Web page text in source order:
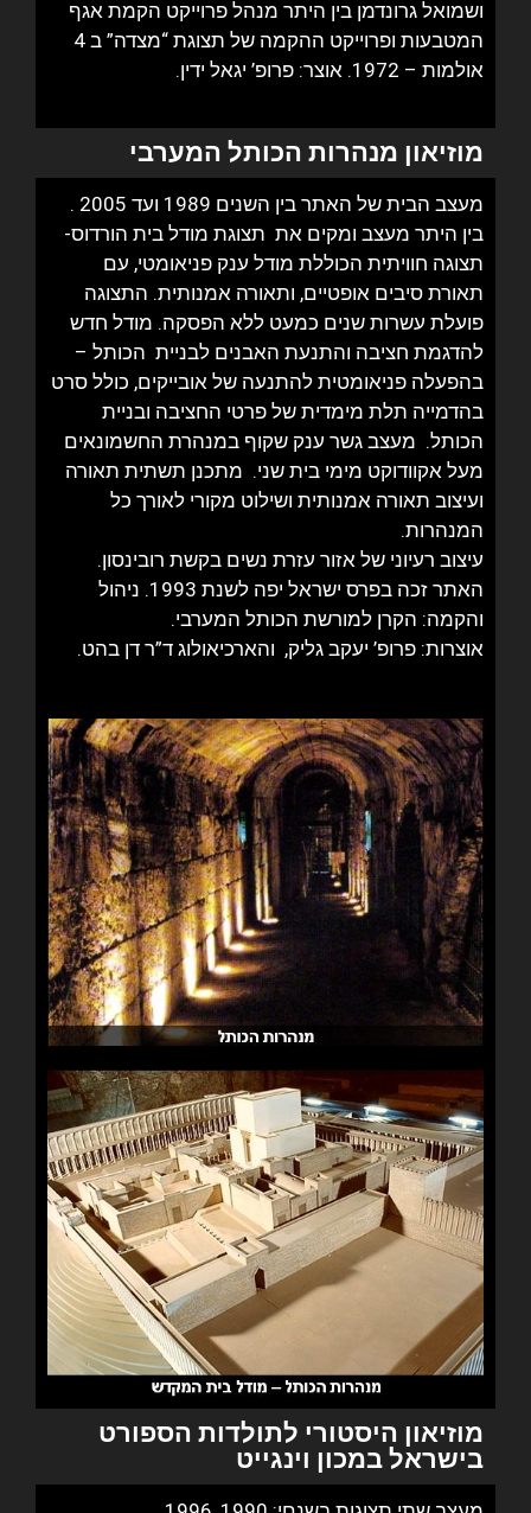
ושמואל גרונדמן בין היתר מנהל פרוייקט הקמת אגף
המטבעות ופרוייקט ההקמה של
תצוגת “מצדה” ב 4
אולמות – 1972.
אוצר: פרופ’ יגאל ידין.
מוזיאון מנהרות הכותל המערבי
מעצב הבית של האתר בין השנים 1989 ועד 2005 .
בין היתר מעצב ומקים את תצוגת מודל בית הורדוס-
תצוגה חוויתית הכוללת מודל ענק פניאומטי, עם
תאורת סיבים אופטיים, ותאורה אמנותית. התצוגה
פועלת עשרות שנים כמעט ללא הפסקה. מודל חדש
להדגמת חציבה והתנעת האבנים לבניית הכותל –
בהפעלה פניאומטית להתנעה של אובייקים, כולל סרט
בהדמייה תלת מימדית של פרטי החציבה ובניית
הכותל. מעצב גשר ענק שקוף במנהרת החשמונאים
מעל אקוודוקט מימי בית שני. מתכנן תשתית תאורה
ועיצוב תאורה אמנותית ושילוט מקורי לאורך כל
המנהרות.
עיצוב רעיוני של אזור עזרת נשים בקשת רובינסון.
האתר זכה בפרס ישראל יפה לשנת 1993. ניהול
והקמה: הקרן למורשת הכותל המערבי.
אוצרות: פרופ’ יעקב גליק, והארכיאולוג ד”ר דן בהט.
מוזיאון היסטורי לתולדות הספורט
בישראל במכון וינגייט